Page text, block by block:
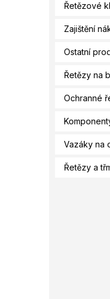
Řetězové
Zajištění
Ostatní
Řetězy na
Ochranné
Vazáky na
Řetězy a